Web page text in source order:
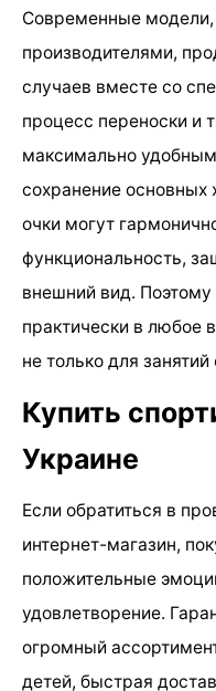
Современные
производителями,
случаев вместе со
процесс переноски и
максимально
сохранение основных
очки могут
функциональность,
внешний вид.
практически в любое
не только для
Купить
Украине
Если обратиться в
интернет-магазин,
положительные
удовлетворение.
огромный
детей, быстрая